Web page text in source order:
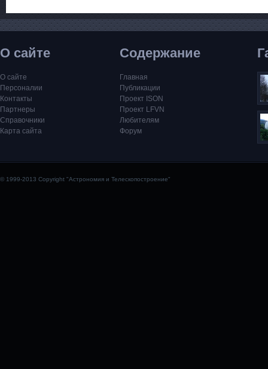
О сайте
О сайте
Персоналии
Контакты
Партнеры
Справочники
Карта сайта
Содержание
Главная
Публикации
Проект ISON
Проект LFVN
Любителям
Форум
© 1999-2013 Copyright "Астрономия и Телескопостроение"